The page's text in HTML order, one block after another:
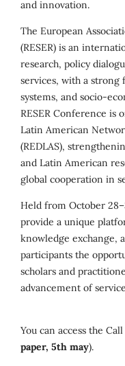
and innovation.
The European
(RESER) is an
research, policy
services, with a strong
systems, and socio-
RESER Conference is
Latin American
(REDLAS),
and Latin American
global cooperation in
Held from October
provide a unique
knowledge exchange,
participants the
scholars and
advancement of
You can access the
paper, 5th may).